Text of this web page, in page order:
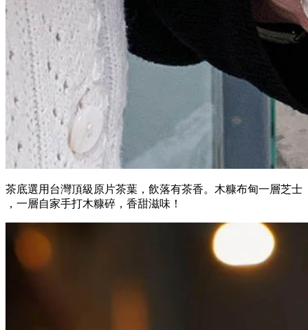
茶底選用台灣頂級原片茶葉，飲落有茶香。木糠布甸一層芝士
，一層自家手打木糠碎，香甜滋味！